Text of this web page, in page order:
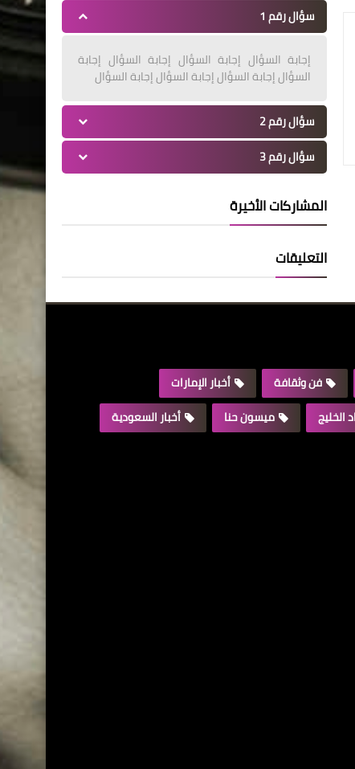
سؤال رقم 1
إجابة السؤال إجابة السؤال إجابة السؤال إجابة
السؤال إجابة السؤال إجابة السؤال إجابة السؤال
سؤال رقم 2
سؤال رقم 3
المشاركات الأخيرة
التعليقات
فن وثقافة
أخبار الإمارات
الخليج ميسون حنا
أخبار السعودية